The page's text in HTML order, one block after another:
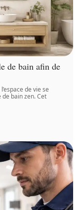
de bain afin de
de vie se
bain zen. Cet